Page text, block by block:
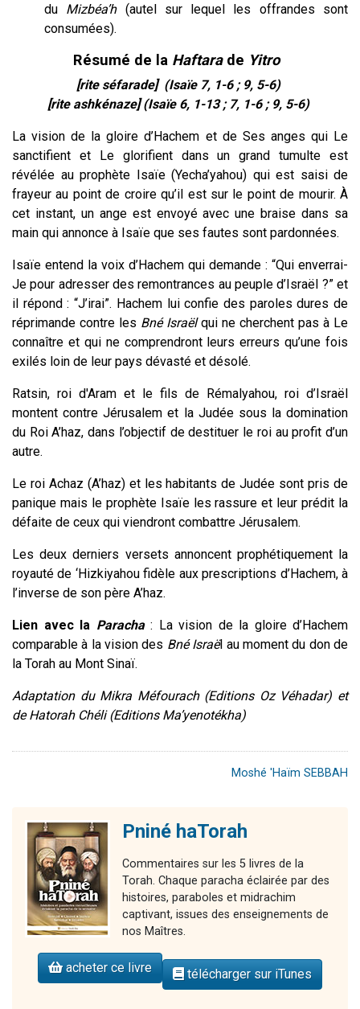
du Mizbéa’h(autel sur lequel les offrandes sont
consumées).
Résumé de la Haftarade Yitro
[rite séfarade] (Isaïe 7, 1-6 ; 9, 5-6)
[rite ashkénaze] (Isaïe 6, 1-13 ; 7, 1-6 ; 9, 5-6)
La vision de la gloire d’Hachem et de Ses anges qui Le
sanctifient et Le glorifient dans un grand tumulte est
révélée au prophète Isaïe (Yecha’yahou) qui est saisi de
frayeur au point de croire qu’il est sur le point de mourir. À
cet instant, un ange est envoyé avec une braise dans sa
main qui annonce à Isaïe que ses fautes sont pardonnées.
Isaïe entend la voix d’Hachem qui demande : “Qui enverrai-
Je pour adresser des remontrances au peuple d’Israël ?” et
il répond : “J’irai”. Hachem lui confie des paroles dures de
réprimande contre les Bné Israëlqui ne cherchent pas à Le
connaître et qui ne comprendront leurs erreurs qu’une fois
exilés loin de leur pays dévasté et désolé.
Ratsin, roi d'Aram et le fils de Rémalyahou, roi d’Israël
montent contre Jérusalem et la Judée sous la domination
du Roi A’haz, dans l’objectif de destituer le roi au profit d’un
autre.
Le roi Achaz (A’haz) et les habitants de Judée sont pris de
panique mais le prophète Isaïe les rassure et leur prédit la
défaite de ceux qui viendront combattre Jérusalem.
Les deux derniers versets annoncent prophétiquement la
royauté de ‘Hizkiyahou fidèle aux prescriptions d’Hachem, à
l’inverse de son père A’haz.
Lien avec la Paracha : La vision de la gloire d’Hachem
comparable à la vision des Bné Israël au moment du don de
la Torah au Mont Sinaï.
Adaptation du Mikra Méfourach (Editions Oz Véhadar) et
de Hatorah Chéli (Editions Ma’yenotékha)
Moshé 'Haïm SEBBAH
Pniné haTorah
Commentaires sur les 5 livres de la
Torah. Chaque paracha éclairée par des
histoires, paraboles et midrachim
captivant, issues des enseignements de
nos Maîtres.
acheter ce livre télécharger sur iTunes